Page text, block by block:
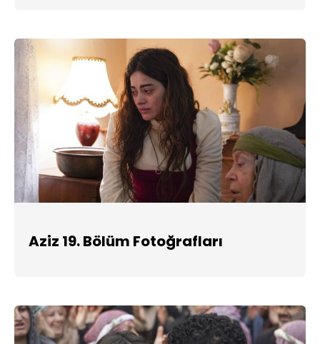
Aziz 19. Bölüm Fotoğrafları